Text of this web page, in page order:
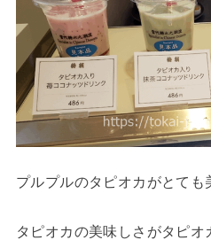
プルプルのタピオカがとても
タピオカの美味しさがタピ